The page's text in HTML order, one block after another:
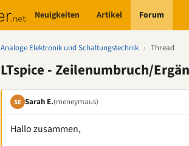
Neuigkeiten Artikel Forum
Analoge Elektronik und Schaltungstechnik › Thread
LTspice - Zeilenumbruch/
SE Sarah E.(meneymaus)
Hallo zusammen,